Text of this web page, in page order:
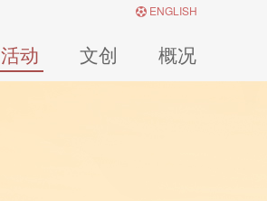
ENGLISH
活动 文创 概况